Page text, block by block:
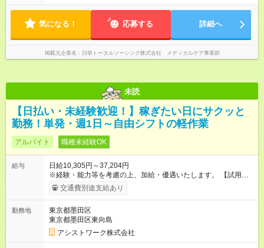
気になる！ 応募する 詳細へ
掲載元企業名 日研トータルソーシング株式会社 メディカルケア事業部
未読
【日払い・未経験歓迎！】稼ぎたい日にサクッと
勤務！単発・週1日～自由シフトの軽作業
アルバイト 職種未経験OK
給与
日給10,305円～37,204円
※経験・能力等を考慮の上、加給・優遇いたします。 【試用期
間】試用期間なし
交通費別途支給あり
勤務地
東京都墨田区
東京都墨田区東向島
アシストワーク株式会社